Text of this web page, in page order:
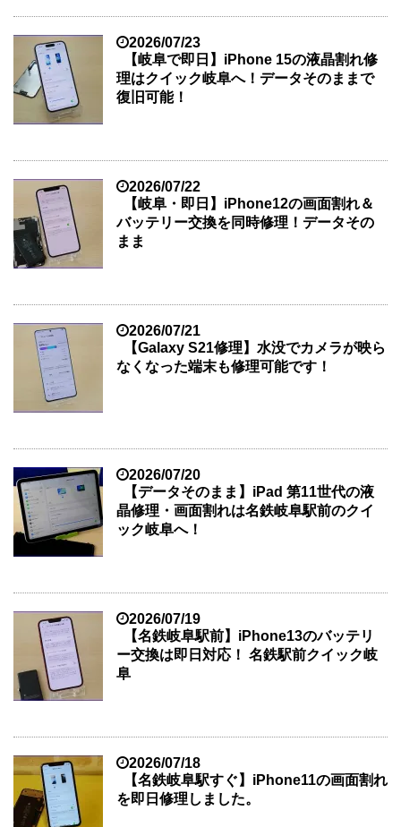
2026/07/23
【岐阜で即日】iPhone 15の液晶割れ修
理はクイック岐阜へ！データそのままで
復旧可能！
2026/07/22
【岐阜・即日】iPhone12の画面割れ＆
バッテリー交換を同時修理！データその
まま
2026/07/21
【Galaxy S21修理】水没でカメラが映ら
なくなった端末も修理可能です！
2026/07/20
【データそのまま】iPad 第11世代の液
晶修理・画面割れは名鉄岐阜駅前のクイ
ック岐阜へ！
2026/07/19
【名鉄岐阜駅前】iPhone13のバッテリ
ー交換は即日対応！ 名鉄駅前クイック岐
阜
2026/07/18
【名鉄岐阜駅すぐ】iPhone11の画面割れ
を即日修理しました。